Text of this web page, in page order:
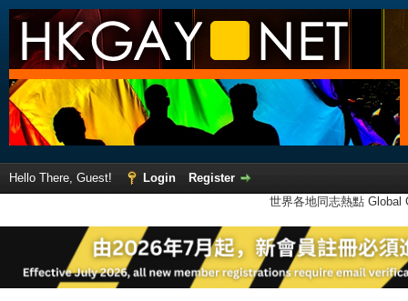
Hello There, Guest! Login
Register
世界各地同志熱點